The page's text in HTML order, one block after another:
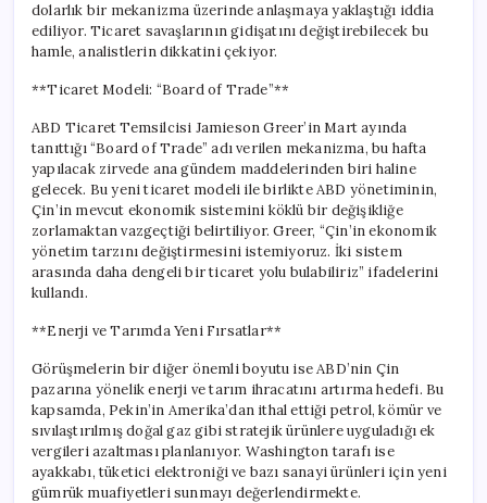
Piyasalar
için
dolarlık bir mekanizma üzerinde anlaşmaya yaklaştığı iddia
ediliyor. Ticaret savaşlarının gidişatını değiştirebilecek bu
hamle, analistlerin dikkatini çekiyor.
**Ticaret Modeli: “Board of Trade”**
ABD Ticaret Temsilcisi Jamieson Greer’in Mart ayında
tanıttığı “Board of Trade” adı verilen mekanizma, bu hafta
yapılacak zirvede ana gündem maddelerinden biri haline
gelecek. Bu yeni ticaret modeli ile birlikte ABD yönetiminin,
Çin’in mevcut ekonomik sistemini köklü bir değişikliğe
zorlamaktan vazgeçtiği belirtiliyor. Greer, “Çin’in ekonomik
yönetim tarzını değiştirmesini istemiyoruz. İki sistem
arasında daha dengeli bir ticaret yolu bulabiliriz” ifadelerini
kullandı.
**Enerji ve Tarımda Yeni Fırsatlar**
Görüşmelerin bir diğer önemli boyutu ise ABD’nin Çin
pazarına yönelik enerji ve tarım ihracatını artırma hedefi. Bu
kapsamda, Pekin’in Amerika’dan ithal ettiği petrol, kömür ve
sıvılaştırılmış doğal gaz gibi stratejik ürünlere uyguladığı ek
vergileri azaltması planlanıyor. Washington tarafı ise
ayakkabı, tüketici elektroniği ve bazı sanayi ürünleri için yeni
gümrük muafiyetleri sunmayı değerlendirmekte.